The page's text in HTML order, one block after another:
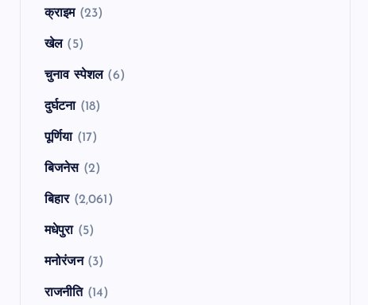
क्राइम(23)
खेल(5)
चुनाव स्पेशल(6)
दुर्घटना(18)
पूर्णिया(17)
बिजनेस(2)
बिहार(2,061)
मधेपुरा(5)
मनोरंजन(3)
राजनीति(14)